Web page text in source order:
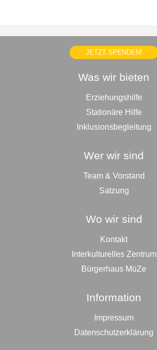
JETZT SPENDEN!
Was wir bieten
Erziehungshilfe
Stationäre Hilfe
Inklusionsbegleitung
Wer wir sind
Team & Vorstand
Satzung
Wo wir sind
Kontakt
Interkulturelles Zentrum
Bürgerhaus MüZe
Information
Impressum
Datenschutzerklärung